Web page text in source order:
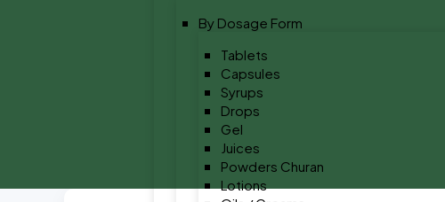
By Dosage Form
Tablets
Capsules
Syrups
Drops
Gel
Juices
Powders Churan
Lotions